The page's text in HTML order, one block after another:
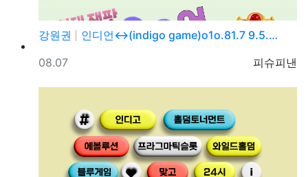
강원권
인디언↔(indigo game)o1o.81.7 9.5.…
등록자
피슈피낸
등록일
08.07